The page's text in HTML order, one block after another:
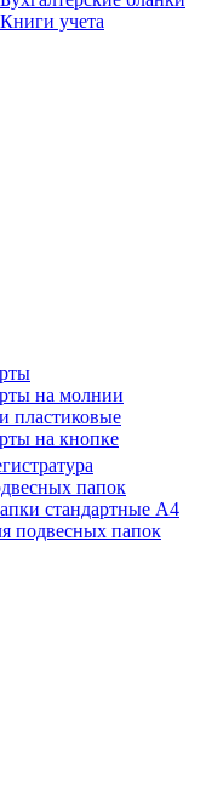
Книги учета
на молнии
пластиковые
на кнопке
папок
стандартные А4
подвесных папок